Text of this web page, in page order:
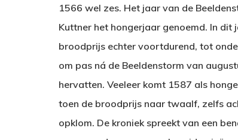
1566 wel zes. Het jaar van de
Kuttner het hongerjaar genoemd. In dit
broodprijs echter voortdurend, tot
om pas ná de Beeldenstorm van
hervatten. Veeleer komt 1587 als
toen de broodprijs naar twaalf, zelfs
opklom. De kroniek spreekt van een